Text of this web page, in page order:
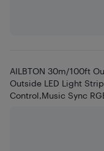
AILBTON 30m/100ft
Outside LED Light
Control,Music Sync